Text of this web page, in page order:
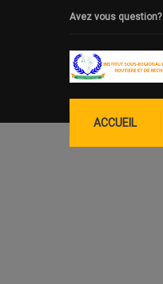
Avez vous question?
ACCUEIL